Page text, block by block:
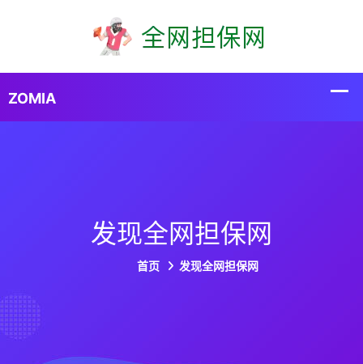
发现全网担保网
首页 发现全网担保网